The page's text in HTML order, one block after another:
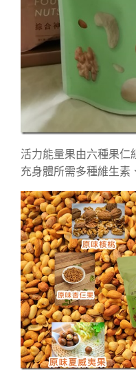
活力能量果由六種果仁
充身體所需多種維生素